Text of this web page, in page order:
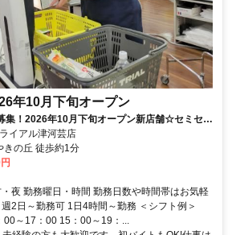
年10月下旬オープン
集！2026年10月下旬オープン新店舗☆セミセル
イアル津河芸店
きの丘 徒歩約1分
夜 勤務曜日・時間 勤務日数や時間帯はお気軽
2日～勤務可 1日4時間～勤務 ＜シフト例＞
～17：00 15：00～19：...